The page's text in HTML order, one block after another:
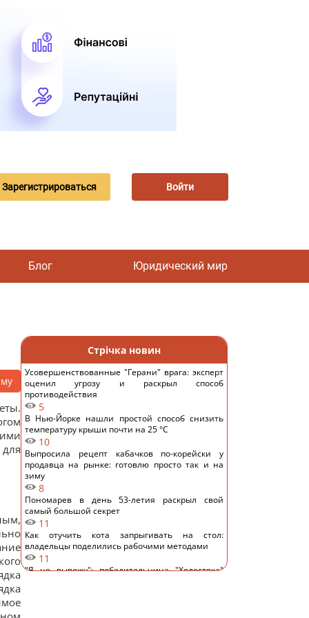
Зарегистрироваться Войти
Блог Юридический мир
Стрічка новин
Усовершенствованные "Герани" врага: эксперт
оценил угрозу и раскрыл способ
противодействия
5
В Нью-Йорке нашли простой способ снизить
температуру крыши почти на 25 °C
10
Выпросила рецепт кабачков по-корейски у
продавца на рынке: готовлю просто так и на
зиму
8
Пономарев в день 53-летия раскрыл свой
самый большой секрет
11
Как отучить кота запрыгивать на стол:
владельцы поделились рабочими методами
11
"Я не вывожу": победительница "Холостяка"